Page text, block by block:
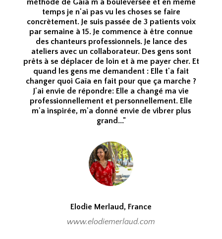
méthode de Gaïa m'a bouleversée et en même
temps je n'ai pas vu les choses se faire
concrètement. Je suis passée de 3 patients voix
par semaine à 15. Je commence à être connue
des chanteurs professionnels. Je lance des
ateliers avec un collaborateur. Des gens sont
prêts à se déplacer de loin et à me payer cher. Et
quand les gens me demandent : Elle t'a fait
changer quoi Gaïa en fait pour que ça marche ?
J'ai envie de répondre: Elle a changé ma vie
professionnellement et personnellement. Elle
m'a inspirée, m'a donné envie de vibrer plus
grand..."
Elodie Merlaud, France
www.elodiemerlaud.com